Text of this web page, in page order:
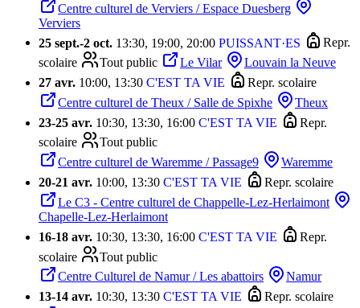
Centre culturel de Verviers / Espace Duesberg
Verviers
25 sept.-2 oct. 13:30, 19:00, 20:00 PUISSANT·ES
Repr.
scolaire
Tout public Le Vilar
Louvain la Neuve
27 avr. 10:00, 13:30 C'EST TA VIE
Repr. scolaire
Centre culturel de Theux / Salle de Spixhe
Theux
23-25 avr. 10:30, 13:30, 16:00 C'EST TA VIE
Repr.
scolaire
Tout public
Centre culturel de Waremme / Passage9
Waremme
20-21 avr. 10:00, 13:30 C'EST TA VIE
Repr. scolaire
Le C3 - Centre culturel de Chappelle-Lez-Herlaimont
Chapelle-Lez-Herlaimont
16-18 avr. 10:30, 13:30, 16:00 C'EST TA VIE
Repr.
scolaire
Tout public
Centre Culturel de Namur / Les abattoirs
Namur
13-14 avr. 10:30, 13:30 C'EST TA VIE
Repr. scolaire